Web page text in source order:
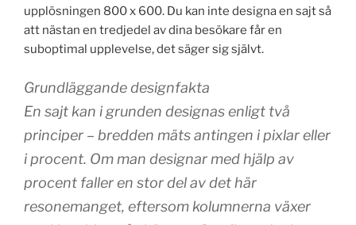
upplösningen 800 x 600. Du kan inte designa en sajt så
att nästan en tredjedel av dina besökare får en
suboptimal upplevelse, det säger sig självt.
Grundläggande designfakta
En sajt kan i grunden designas enligt två
principer – bredden mäts antingen i pixlar eller
i procent. Om man designar med hjälp av
procent faller en stor del av det här
resonemanget, eftersom kolumnerna växer